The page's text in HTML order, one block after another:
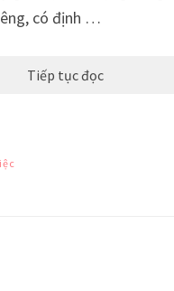
có định …
Tiếp tục đọc